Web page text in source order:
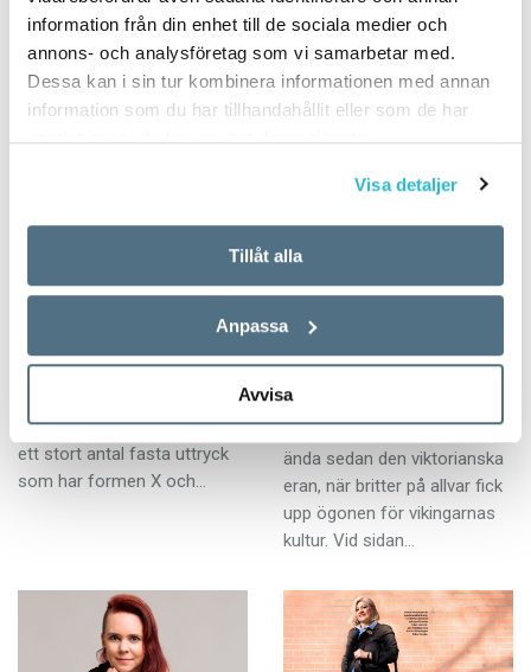
information från din enhet till de sociala medier och
annons- och analysföretag som vi samarbetar med.
Dessa kan i sin tur kombinera informationen med annan
information som du har tillhandahållit eller som de har
samlat in när du har använt deras tjänster.
Visa detaljer
Tillåt alla
Anpassa
Avvisa
för att förfärdiga bonader
om förnöjsamhet, flit…
Vi säger ofta saker två och
två. Det gör också politikerna
under valrörelsen. Det finns
ett stort antal fasta uttryck
som har formen X och…
språk
20 JUNI 2022
ARTIKLAR
Intresset för vikingatiden har
varit stort i Storbritannien
ända sedan den viktorianska
eran, när britter på allvar fick
upp ögonen för vikingarnas
kultur. Vid sidan…